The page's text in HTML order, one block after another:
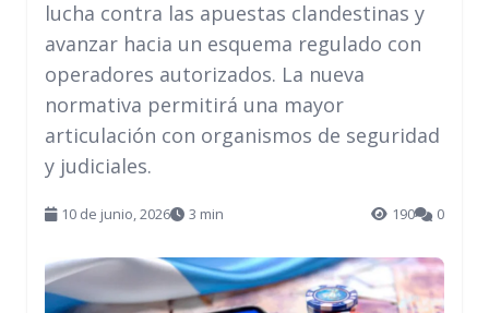
lucha contra las apuestas clandestinas y
avanzar hacia un esquema regulado con
operadores autorizados. La nueva
normativa permitirá una mayor
articulación con organismos de seguridad
y judiciales.
10 de junio, 2026 3 min 190 0